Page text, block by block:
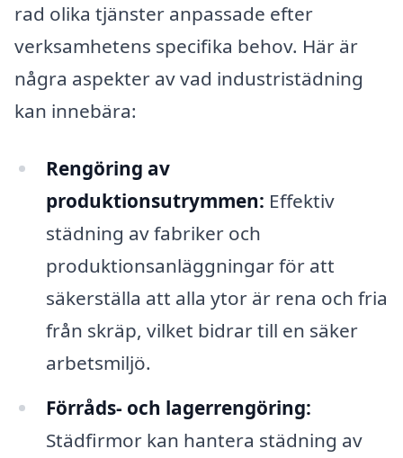
rad olika tjänster anpassade efter
verksamhetens specifika behov. Här är
några aspekter av vad industristädning
kan innebära:
Rengöring av
produktionsutrymmen: Effektiv
städning av fabriker och
produktionsanläggningar för att
säkerställa att alla ytor är rena och fria
från skräp, vilket bidrar till en säker
arbetsmiljö.
Förråds- och lagerrengöring:
Städfirmor kan hantera städning av